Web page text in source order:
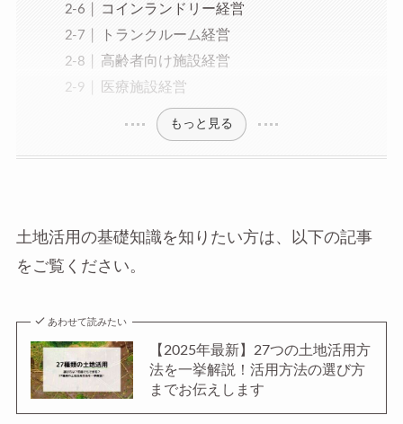
コインランドリー経営
トランクルーム経営
高齢者向け施設経営
医療施設経営
もっと見る
土地活用の基礎知識を知りたい方は、以下の記事
をご覧ください。
あわせて読みたい
【2025年最新】27つの土地活用方
法を一挙解説！活用方法の選び方
までお伝えします